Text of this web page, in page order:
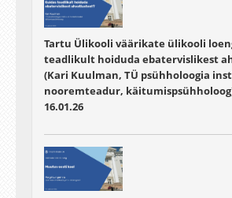
Tartu Ülikooli väärikate ülikooli
teadlikult hoiduda ebatervislikest
(Kari Kuulman, TÜ psühholoogia
nooremteadur,
16.01.26